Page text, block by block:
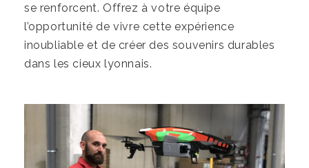
se renforcent. Offrez à votre équipe
l’opportunité de vivre cette expérience
inoubliable et de créer des souvenirs durables
dans les cieux lyonnais.